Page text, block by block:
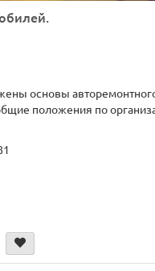
основы
положения по